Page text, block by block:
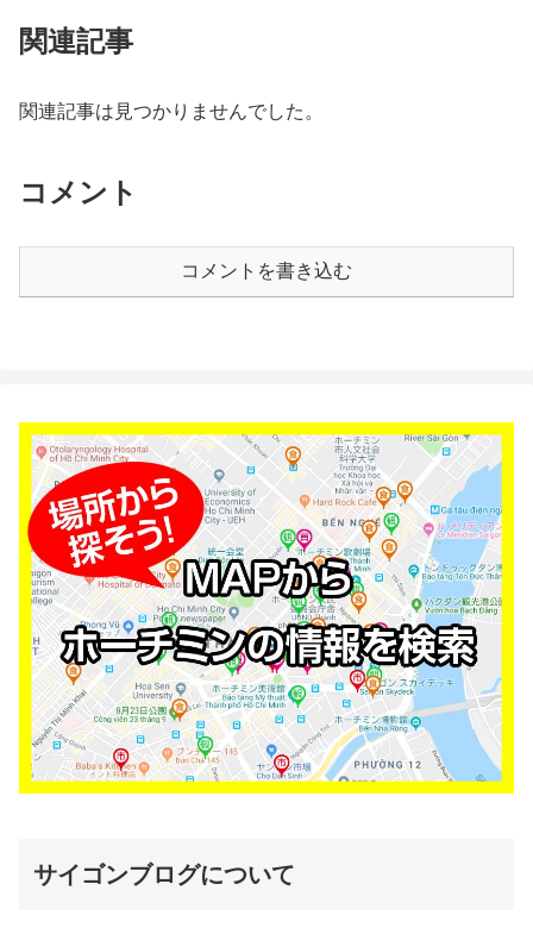
関連記事
関連記事は見つかりませんでした。
コメント
コメントを書き込む
サイゴンブログについて